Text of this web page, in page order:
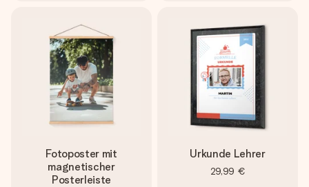
Fotoposter mit
magnetischer
Posterleiste
Urkunde Lehrer
29,99 €